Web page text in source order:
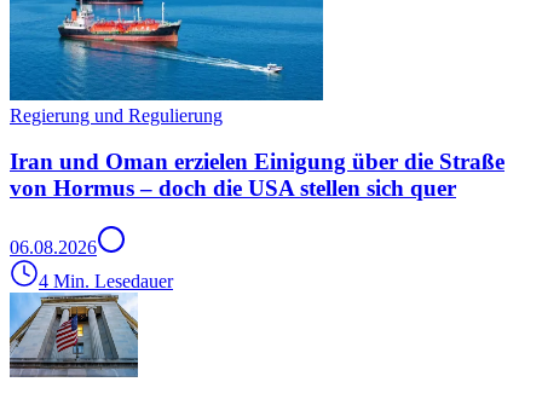
Regierung und Regulierung
Iran und Oman erzielen Einigung über die Straße
von Hormus – doch die USA stellen sich quer
06.08.2026
4 Min. Lesedauer